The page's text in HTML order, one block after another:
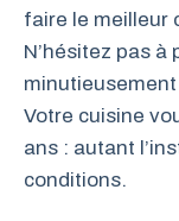
faire le meilleur
N’hésitez pas
Votre cuisine
ans : autant
conditions.